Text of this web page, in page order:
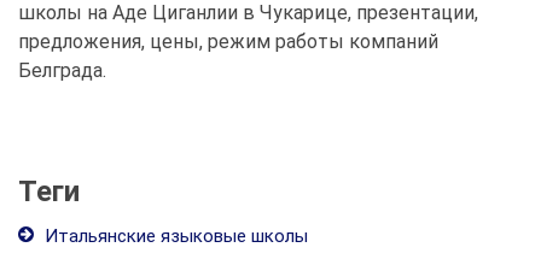
школы на Аде Циганлии в Чукарице, презентации,
предложения, цены, режим работы компаний
Белграда.
Теги
Итальянские языковые школы